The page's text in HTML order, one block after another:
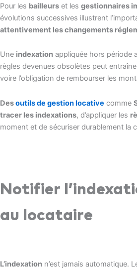
Pour les bailleurs et les gestionnaires
évolutions successives illustrent
attentivement les changements
Une indexation appliquée hors période
règles devenues obsolètes peut
voire l’obligation de rembourser les
Desoutils de gestion locative comme
tracer les indexations, d’appliquer les
moment et de sécuriser durablement la
Notifier
au locataire
L’indexation n’est jamais automatique.